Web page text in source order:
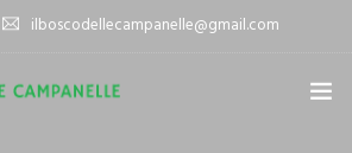
ilboscodellecampanelle@gmail.com